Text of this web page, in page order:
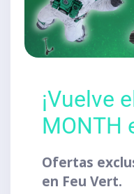
¡Vuelve
MONTH
Ofertas
en Feu Vert.